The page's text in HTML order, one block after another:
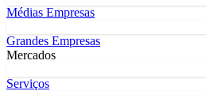
Médias Empresas
Grandes Empresas
Mercados
Serviços